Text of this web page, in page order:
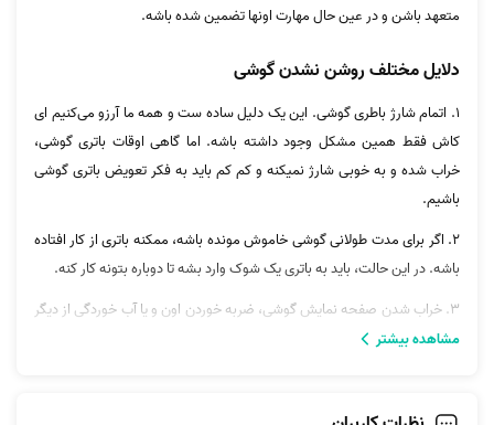
متعهد باشن و در عین حال مهارت اونها تضمین شده باشه.
دلایل مختلف روشن نشدن گوشی
1. اتمام شارژ باطری گوشی. این یک دلیل ساده ست و همه ما آرزو می‌کنیم ای
کاش فقط همین مشکل وجود داشته باشه. اما گاهی اوقات باتری گوشی،
خراب شده و به خوبی شارژ نمیکنه و کم کم باید به فکر تعویض باتری گوشی
باشیم.
2. اگر برای مدت طولانی گوشی خاموش مونده باشه، ممکنه باتری از کار افتاده
باشه. در این حالت، باید به باتری یک شوک وارد بشه تا دوباره بتونه کار کنه.
3. خراب شدن صفحه نمایش گوشی، ضربه خوردن اون و یا آب خوردگی از دیگر
دلایل روشن نشدن گوشیه.
مشاهده بیشتر